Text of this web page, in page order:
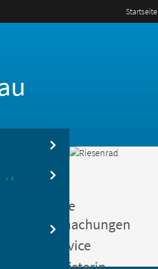
Startseite
Öffentliche
Bekanntmachungen
Bürgerservice